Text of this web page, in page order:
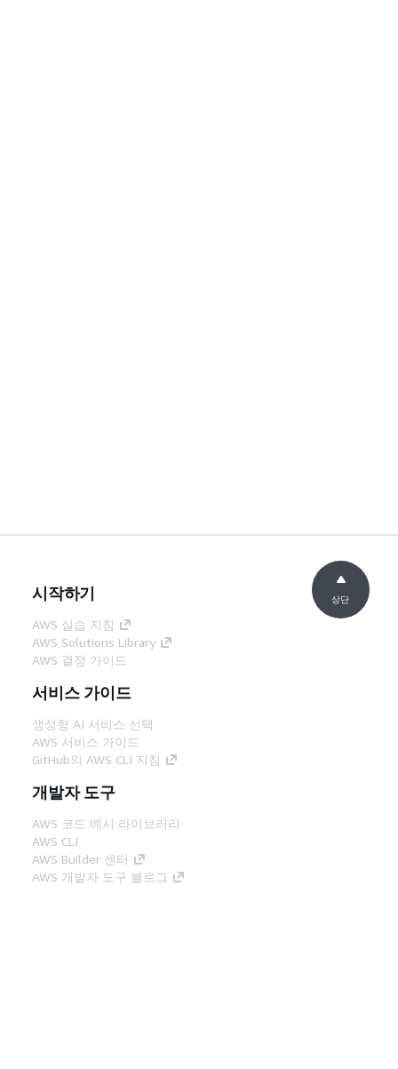
시작하기
AWS 실습 지침
AWS Solutions Library
AWS 결정 가이드
서비스 가이드
생성형 AI 서비스 선택
AWS 서비스 가이드
GitHub의 AWS CLI 지침
개발자 도구
AWS 코드 예시 라이브러리
AWS CLI
AWS Builder 센터
AWS 개발자 도구 블로그
상단